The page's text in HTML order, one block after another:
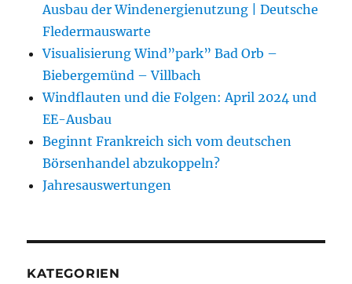
Ausbau der Windenergienutzung | Deutsche
Fledermauswarte
Visualisierung Wind”park” Bad Orb –
Biebergemünd – Villbach
Windflauten und die Folgen: April 2024 und
EE-Ausbau
Beginnt Frankreich sich vom deutschen
Börsenhandel abzukoppeln?
Jahresauswertungen
KATEGORIEN